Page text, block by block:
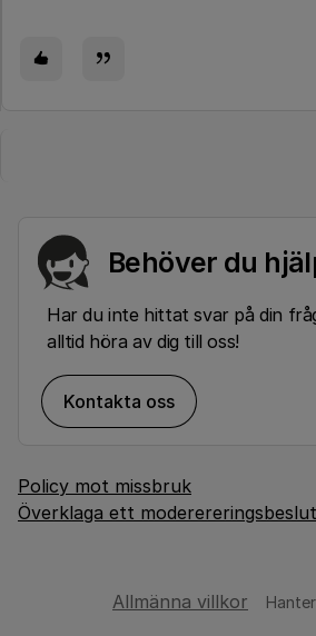
Behöver du
Har du inte hittat svar på din
alltid höra av dig till oss!
Kontakta oss
Policy mot missbruk
Överklaga ett moderereringsbeslut
Allmänna villkor